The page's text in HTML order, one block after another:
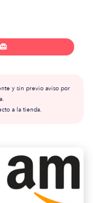

y sin previo aviso por
a la tienda.